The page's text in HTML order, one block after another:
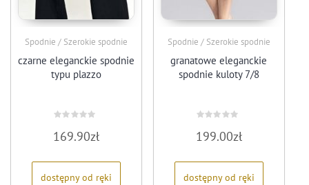
Spodnie / Szerokie spodnie
czarne eleganckie spodnie
typu plazzo
0
na
169.90zł
dostępny od ręki
Spodnie / Szerokie spodnie
granatowe eleganckie
spodnie kuloty 7/8
0
na
199.00zł
dostępny od ręki